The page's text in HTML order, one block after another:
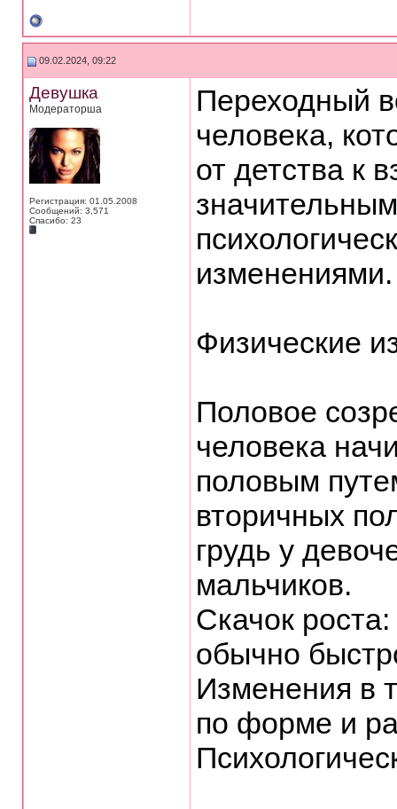
09.02.2024, 09:22
Девушка
Модераторша
Регистрация: 01.05.2008
Сообщений: 3,571
Спасибо: 23
Переходный
человека,
от детства к
изменениями.
Физические
Половое
человека
половым
вторичных
грудь у
мальчиков.
Скачок
обычно
Изменения в
по форме и